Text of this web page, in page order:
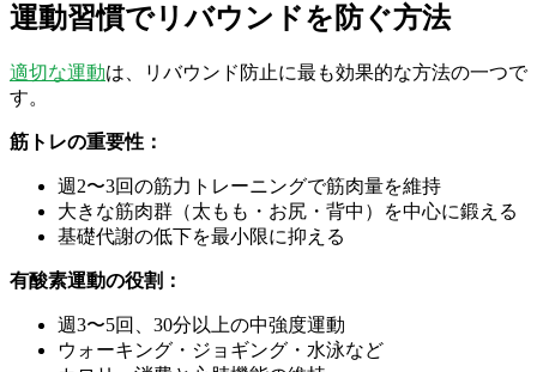
運動習慣でリバウンドを防ぐ方法
適切な運動は、リバウンド防止に最も効果的な方法の一つで
す。
筋トレの重要性：
週2〜3回の筋力トレーニングで筋肉量を維持
大きな筋肉群（太もも・お尻・背中）を中心に鍛える
基礎代謝の低下を最小限に抑える
有酸素運動の役割：
週3〜5回、30分以上の中強度運動
ウォーキング・ジョギング・水泳など